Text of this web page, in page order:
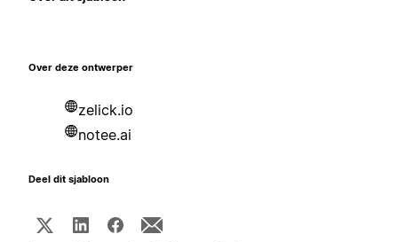
Over deze ontwerper
zelick.io
notee.ai
Deel dit sjabloon